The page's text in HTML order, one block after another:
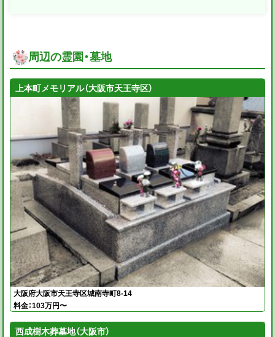
周辺の霊園・墓地
上本町メモリアル（大阪市天王寺区）
大阪府大阪市天王寺区城南寺町8-14
料金：103万円〜
西成樹木葬墓地（大阪市）